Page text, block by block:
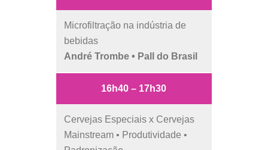
Microfiltração na indústria de
bebidas
André Trombe • Pall do Brasil
16h40 – 17h30
Cervejas Especiais x Cervejas
Mainstream • Produtividade •